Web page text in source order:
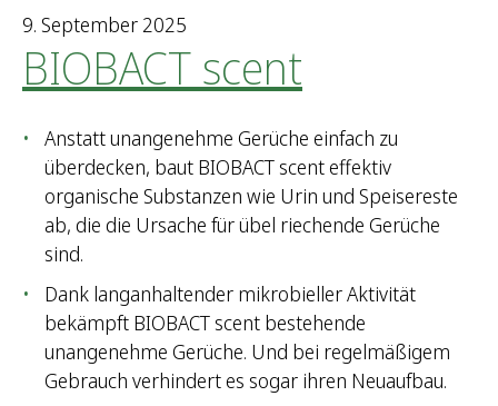
9. September 2025
BIOBACT scent
Anstatt unangenehme Gerüche einfach zu
überdecken, baut BIOBACT scent effektiv
organische Substanzen wie Urin und Speisereste
ab, die die Ursache für übel riechende Gerüche
sind.
Dank langanhaltender mikrobieller Aktivität
bekämpft BIOBACT scent bestehende
unangenehme Gerüche. Und bei regelmäßigem
Gebrauch verhindert es sogar ihren Neuaufbau.